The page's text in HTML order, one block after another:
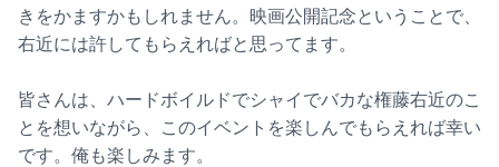
きをかますかもしれません。映画公開記念ということで、
右近には許してもらえればと思ってます。
皆さんは、ハードボイルドでシャイでバカな権藤右近のこ
とを想いながら、このイベントを楽しんでもらえれば幸い
です。俺も楽しみます。